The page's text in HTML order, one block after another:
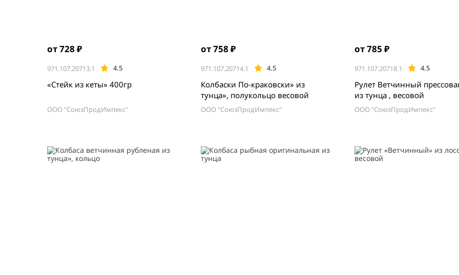
от 728 ₽
971.107.20713.1 4.5
«Стейк из кеты» 400гр
ООО "СоюзПродИмпекс"
от 758 ₽
971.107.20714.1 4.5
Колбаски По-краковски» из
тунца», полукольцо весовой
ООО "СоюзПродИмпекс"
от 785 ₽
971.107.20718.1 4.5
Рулет Ветчинный прессованный»
из тунца , весовой
ООО "СоюзПродИмпекс"